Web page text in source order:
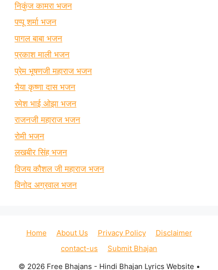
निकुंज कामरा भजन
पप्पू शर्मा भजन
पागल बाबा भजन
प्रकाश माली भजन
प्रेम भूषणजी महाराज भजन
भैया कृष्णा दास भजन
रमेश भाई ओझा भजन
राजनजी महाराज भजन
रोमी भजन
लखबीर सिंह भजन
विजय कौशल जी महाराज भजन
विनोद अग्रवाल भजन
Home About Us Privacy Policy
Disclaimer
contact-us
Submit Bhajan
© 2026 Free Bhajans - Hindi Bhajan Lyrics Website •